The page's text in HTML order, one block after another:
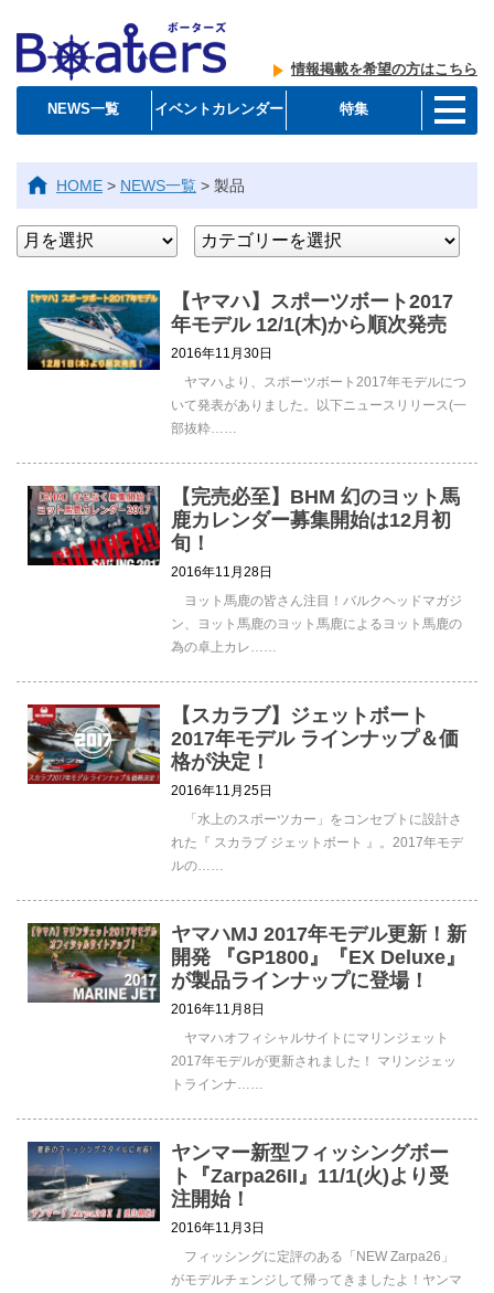
情報掲載を希望の方はこちら
NEWS一覧 イベントカレンダー 特集
HOME > NEWS一覧 > 製品
【ヤマハ】スポーツボート2017
年モデル 12/1(木)から順次発売
2016年11月30日
ヤマハより、スポーツボート2017年モデルにつ
いて発表がありました。以下ニュースリリース(一
部抜粋……
【完売必至】BHM 幻のヨット馬
鹿カレンダー募集開始は12月初
旬！
2016年11月28日
ヨット馬鹿の皆さん注目！バルクヘッドマガジ
ン、ヨット馬鹿のヨット馬鹿によるヨット馬鹿の
為の卓上カレ……
【スカラブ】ジェットボート
2017年モデル ラインナップ＆価
格が決定！
2016年11月25日
「水上のスポーツカー」をコンセプトに設計さ
れた『 スカラブ ジェットボート 』。2017年モデ
ルの……
ヤマハMJ 2017年モデル更新！新
開発 『GP1800』『EX Deluxe』
が製品ラインナップに登場！
2016年11月8日
ヤマハオフィシャルサイトにマリンジェット
2017年モデルが更新されました！ マリンジェッ
トラインナ……
ヤンマー新型フィッシングボー
ト『Zarpa26II』11/1(火)より受
注開始！
2016年11月3日
フィッシングに定評のある「NEW Zarpa26」
がモデルチェンジして帰ってきましたよ！ヤンマ